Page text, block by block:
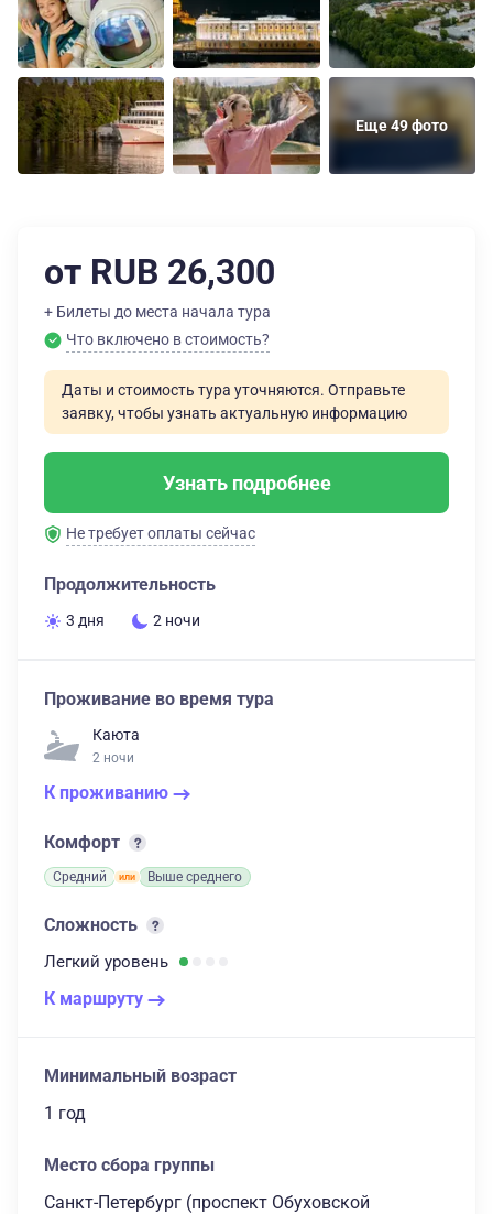
Еще 49 фото
от RUB 26,300
+ Билеты до места начала тура
Что включено в стоимость?
Даты и стоимость тура уточняются. Отправьте
заявку, чтобы узнать актуальную информацию
Узнать подробнее
Не требует оплаты сейчас
Продолжительность
3 дня 2 ночи
Проживание во время тура
Каюта
2 ночи
К проживанию
Комфорт
Средний Выше среднего
Сложность
Легкий уровень
К маршруту
Минимальный возраст
1 год
Место сбора группы
Санкт-Петербург (проспект Обуховской